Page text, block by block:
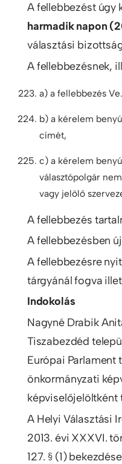
A fellebbezést úgy
harmadik napon
választási
A fellebbezésnek,
a) a fellebbezés
b) a kérelem
címét,
c) a kérelem
választópolgár
vagy jelölő
A fellebbezés
A fellebbezésben
A fellebbezésre
tárgyánál fogva
Indokolás
Nagyné Drabik
Tiszabezdéd
Európai Parlament
önkormányzati
képviselőjelöltként
A Helyi Választási
2013. évi XXXVI.
127. § (1)